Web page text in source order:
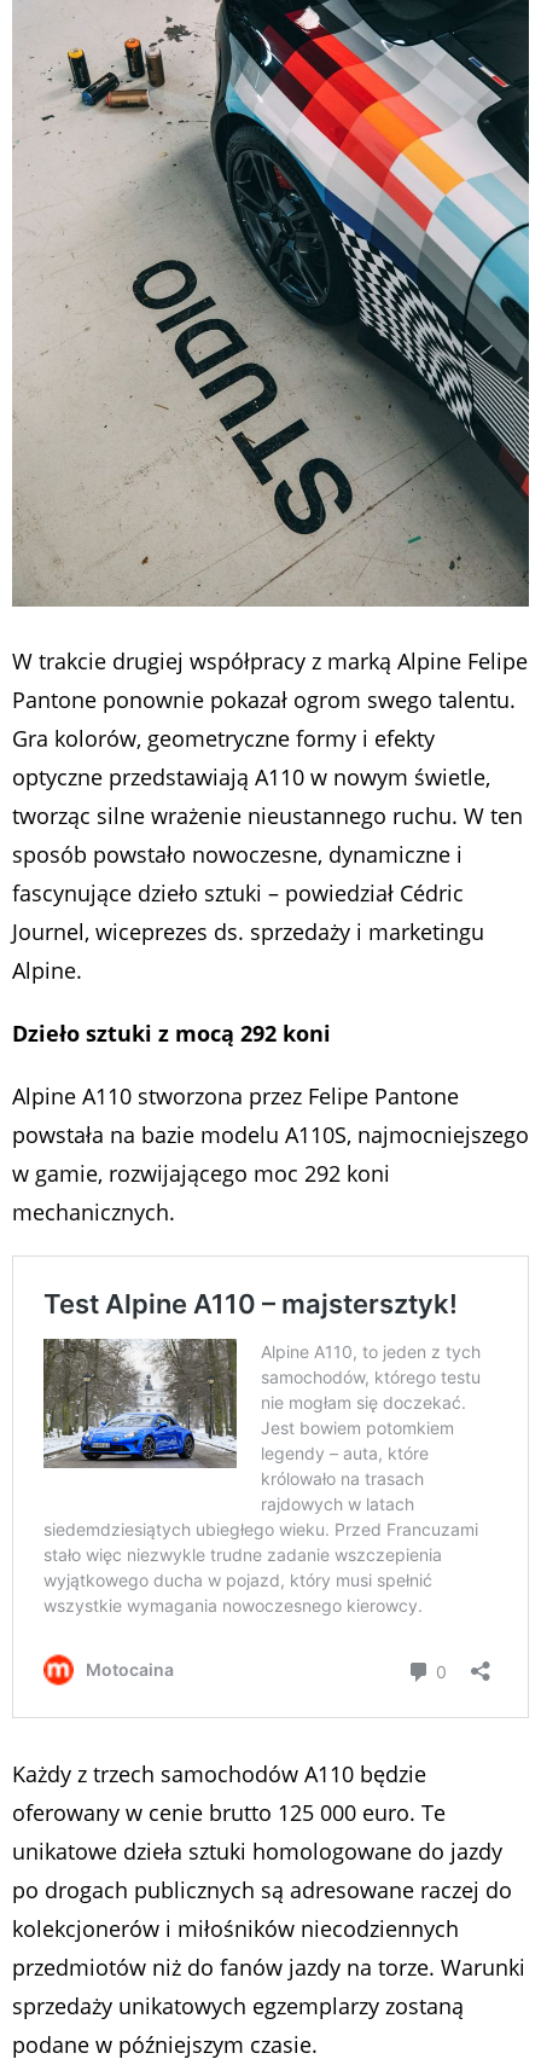
W trakcie drugiej współpracy z marką Alpine Felipe
Pantone ponownie pokazał ogrom swego talentu.
Gra kolorów, geometryczne formy i efekty
optyczne przedstawiają A110 w nowym świetle,
tworząc silne wrażenie nieustannego ruchu. W ten
sposób powstało nowoczesne, dynamiczne i
fascynujące dzieło sztuki – powiedział Cédric
Journel, wiceprezes ds. sprzedaży i marketingu
Alpine.
Dzieło sztuki z mocą 292 koni
Alpine A110 stworzona przez Felipe Pantone
powstała na bazie modelu A110S, najmocniejszego
w gamie, rozwijającego moc 292 koni
mechanicznych.
Każdy z trzech samochodów A110 będzie
oferowany w cenie brutto 125 000 euro. Te
unikatowe dzieła sztuki homologowane do jazdy
po drogach publicznych są adresowane raczej do
kolekcjonerów i miłośników niecodziennych
przedmiotów niż do fanów jazdy na torze. Warunki
sprzedaży unikatowych egzemplarzy zostaną
podane w późniejszym czasie.